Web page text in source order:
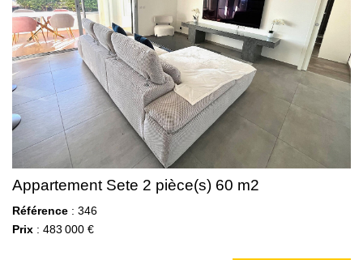
Appartement Sete 2 pièce(s) 60 m2
Référence : 346
Prix : 483 000 €